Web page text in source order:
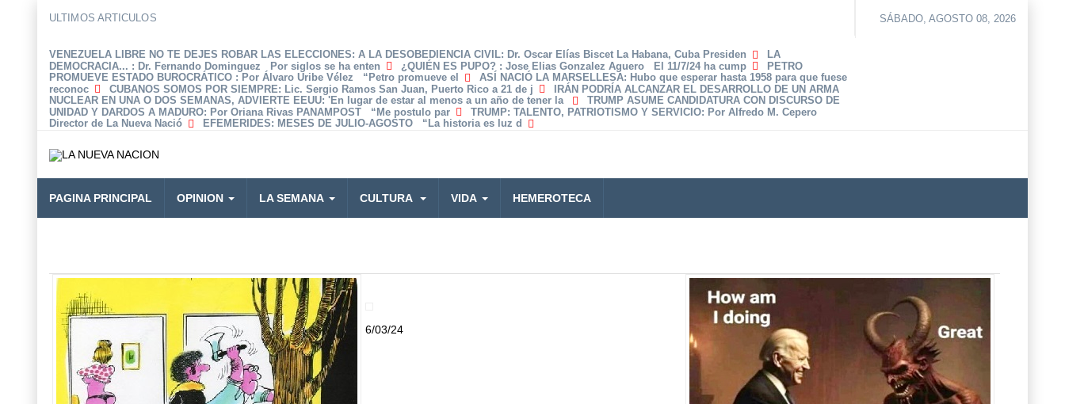
ULTIMOS ARTICULOS
VENEZUELA LIBRE NO TE DEJES ROBAR LAS ELECCIONES: A LA DESOBEDIENCIA CIVIL: Dr. Oscar Elías Biscet La Habana, Cuba Presiden
LA
DEMOCRACIA... : Dr. Fernando Dominguez Por siglos se ha enten ¿QUIÉN ES PUPO? : Jose Elias Gonzalez Aguero El 11/7/24 ha cump
PETRO
PROMUEVE ESTADO BUROCRÁTICO : Por Álvaro Uribe Vélez “Petro promueve el ASÍ NACIÓ LA MARSELLESA: Hubo que esperar hasta 1958 para que fuese
reconoc
CUBANOS SOMOS POR SIEMPRE: Lic. Sergio Ramos San Juan, Puerto Rico a 21 de j
IRÁN PODRÍA ALCANZAR EL DESARROLLO DE UN ARMA
NUCLEAR EN UNA O DOS SEMANAS, ADVIERTE EEUU: 'En lugar de estar al menos a un año de tener la
TRUMP ASUME CANDIDATURA CON DISCURSO DE
UNIDAD Y DARDOS A MADURO: Por Oriana Rivas PANAMPOST “Me postulo par TRUMP: TALENTO, PATRIOTISMO Y SERVICIO: Por Alfredo M. Cepero
Director de La Nueva Nació
EFEMERIDES: MESES DE JULIO-AGOSTO “La historia es luz d
SÁBADO, AGOSTO 08, 2026
PAGINA PRINCIPAL OPINION LA SEMANA CULTURA VIDA HEMEROTECA
6/03/24